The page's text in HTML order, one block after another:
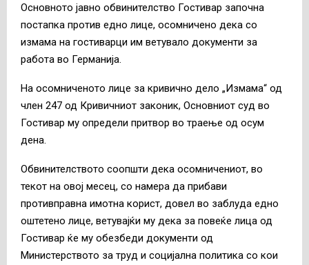
Основното јавно обвинителство Гостивар започна
постапка против едно лице, осомничено дека со
измама на гостиварци им ветувало документи за
работа во Германија.
На осомниченото лице за кривично дело „Измама“ од
член 247 од Кривичниот законик, Основниот суд во
Гостивар му определи притвор во траење од осум
дена.
Обвинителството соопшти дека осомничениот, во
текот на овој месец, со намера да прибави
противправна имотна корист, довел во заблуда едно
оштетено лице, ветувајќи му дека за повеќе лица од
Гостивар ќе му обезбеди документи од
Министерството за труд и социјална политика со кои